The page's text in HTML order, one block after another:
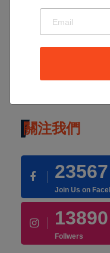
關注我們
23567
Join Us on
13890
Follwers